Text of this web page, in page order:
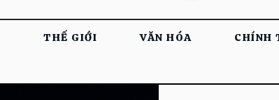
THẾ GIỚI VĂN HÓA CHÍNH